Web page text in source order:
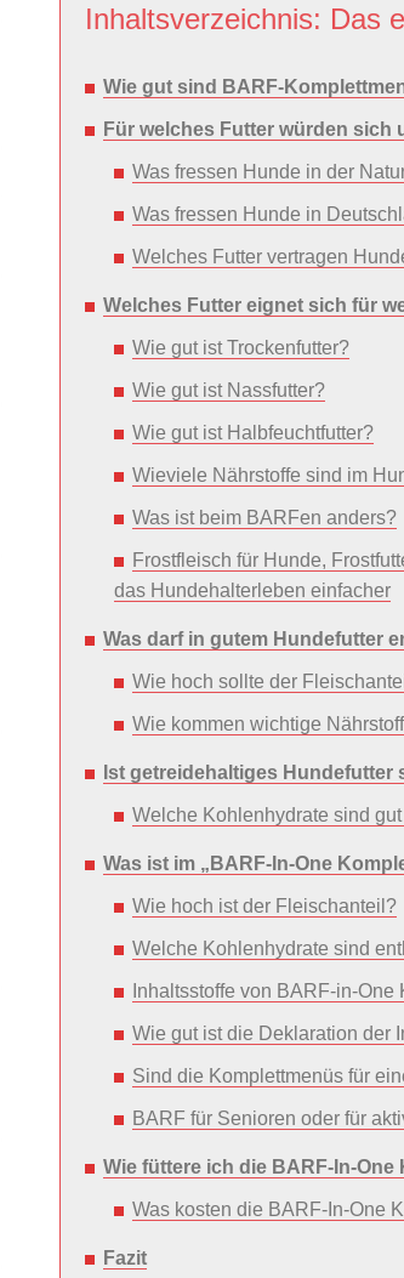
Inhaltsverzeichnis: Das
Wie gut sind BARF-
Für welches Futter würden sich
Was fressen Hunde in der
Was fressen Hunde in
Welches Futter vertragen
Welches Futter eignet sich für
Wie gut ist Trockenfutter?
Wie gut ist Nassfutter?
Wie gut ist Halbfeuchtfutter?
Wieviele Nährstoffe sind im
Was ist beim BARFen anders?
Frostfleisch für Hunde,
das Hundehalterleben einfacher
Was darf in gutem Hundefutter
Wie hoch sollte der
Wie kommen wichtige
Ist getreidehaltiges Hundefutter
Welche Kohlenhydrate sind
Was ist im „BARF-In-One
Wie hoch ist der Fleischanteil?
Welche Kohlenhydrate sind
Inhaltsstoffe von BARF-in-One
Wie gut ist die Deklaration der
Sind die Komplettmenüs für
BARF für Senioren oder für
Wie füttere ich die BARF-In-
Was kosten die BARF-In-One
Fazit